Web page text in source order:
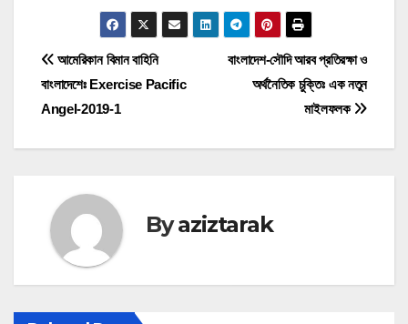
P
o
s
n
a
v
বাংলাদেশ-সৌদি আরব প্রতিরক্ষা ও
অর্থনৈতিক চুক্তিঃ এক নতুন
মাইলফলক
আমেরিকান বিমান বাহিনি
বাংলাদেশেঃ Exercise Pacific
Angel-2019-1
Byaziztarak